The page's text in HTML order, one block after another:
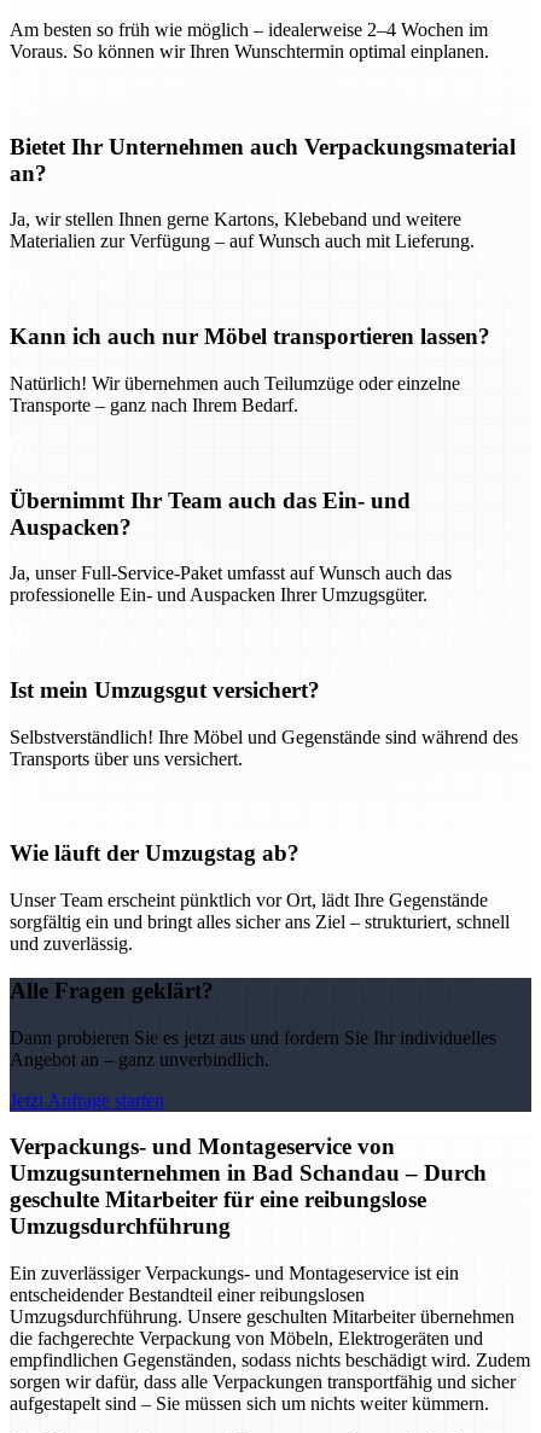
Am besten so früh wie möglich – idealerweise 2–4 Wochen im
Voraus. So können wir Ihren Wunschtermin optimal einplanen.
Bietet Ihr Unternehmen auch Verpackungsmaterial
an?
Ja, wir stellen Ihnen gerne Kartons, Klebeband und weitere
Materialien zur Verfügung – auf Wunsch auch mit Lieferung.
Kann ich auch nur Möbel transportieren lassen?
Natürlich! Wir übernehmen auch Teilumzüge oder einzelne
Transporte – ganz nach Ihrem Bedarf.
Übernimmt Ihr Team auch das Ein- und
Auspacken?
Ja, unser Full-Service-Paket umfasst auf Wunsch auch das
professionelle Ein- und Auspacken Ihrer Umzugsgüter.
Ist mein Umzugsgut versichert?
Selbstverständlich! Ihre Möbel und Gegenstände sind während des
Transports über uns versichert.
Wie läuft der Umzugstag ab?
Unser Team erscheint pünktlich vor Ort, lädt Ihre Gegenstände
sorgfältig ein und bringt alles sicher ans Ziel – strukturiert, schnell
und zuverlässig.
Alle Fragen geklärt?
Dann probieren Sie es jetzt aus und fordern Sie Ihr individuelles
Angebot an – ganz unverbindlich.
Jetzt Anfrage starten
Verpackungs- und Montageservice von
Umzugsunternehmen in Bad Schandau – Durch
geschulte Mitarbeiter für eine reibungslose
Umzugsdurchführung
Ein zuverlässiger Verpackungs- und Montageservice ist ein
entscheidender Bestandteil einer reibungslosen
Umzugsdurchführung. Unsere geschulten Mitarbeiter übernehmen
die fachgerechte Verpackung von Möbeln, Elektrogeräten und
empfindlichen Gegenständen, sodass nichts beschädigt wird. Zudem
sorgen wir dafür, dass alle Verpackungen transportfähig und sicher
aufgestapelt sind – Sie müssen sich um nichts weiter kümmern.